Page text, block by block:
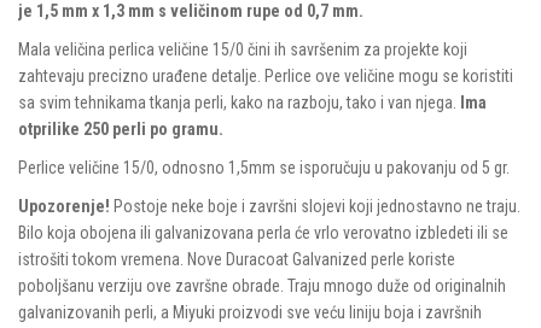
je 1,5 mm x 1,3 mm s veličinom rupe od 0,7 mm.
Mala veličina perlica veličine 15/0 čini ih savršenim za projekte koji
zahtevaju precizno urađene detalje. Perlice ove veličine mogu se koristiti
sa svim tehnikama tkanja perli, kako na razboju, tako i van njega. Ima
otprilike 250 perli po gramu.
Perlice veličine 15/0, odnosno 1,5mm se isporučuju u pakovanju od 5 gr.
Upozorenje! Postoje neke boje i završni slojevi koji jednostavno ne traju.
Bilo koja obojena ili galvanizovana perla će vrlo verovatno izbledeti ili se
istrošiti tokom vremena. Nove Duracoat Galvanized perle koriste
poboljšanu verziju ove završne obrade. Traju mnogo duže od originalnih
galvanizovanih perli, a Miyuki proizvodi sve veću liniju boja i završnih